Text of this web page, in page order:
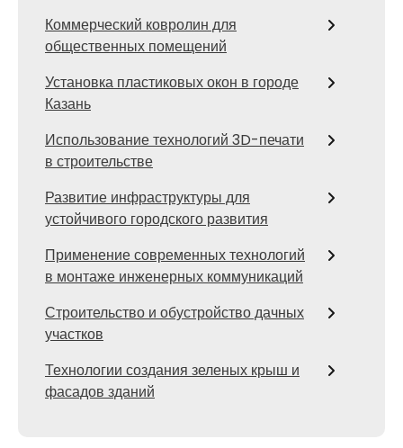
Коммерческий ковролин для
общественных помещений
Установка пластиковых окон в городе
Казань
Использование технологий 3D-печати
в строительстве
Развитие инфраструктуры для
устойчивого городского развития
Применение современных технологий
в монтаже инженерных коммуникаций
Строительство и обустройство дачных
участков
Технологии создания зеленых крыш и
фасадов зданий